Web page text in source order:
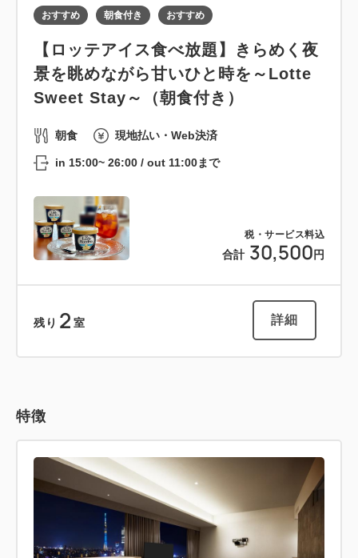
税・サービス料込
合計 30,500 円
おすすめ 朝食付き おすすめ
【ロッテアイス食べ放題】きらめく夜
景を眺めながら甘いひと時を～Lotte
Sweet Stay～（朝食付き）
朝食 現地払い・Web決済
in 15:00~ 26:00 / out 11:00まで
残り 2 室 詳細
特徴